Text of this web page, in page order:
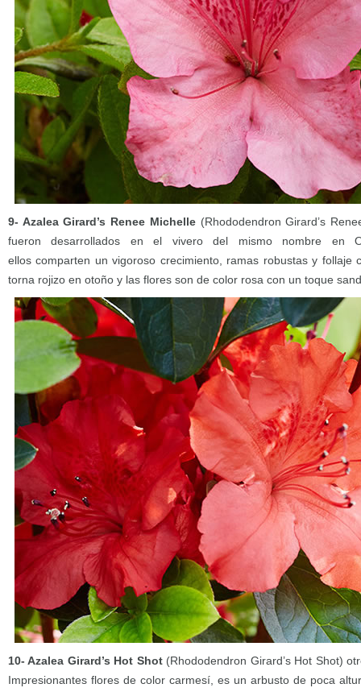
9- Azalea Girard’s Renee Michelle(Rhododendron Girard’s
fueron desarrollados en el vivero del mismo nombre en
ellos comparten un vigoroso crecimiento, ramas robustas y follaje
torna rojizo en otoño y las flores son de color rosa con un toque
10- Azalea Girard’s Hot Shot (Rhododendron Girard’s Hot Shot)
Impresionantes flores de color carmesí, es un arbusto de poca